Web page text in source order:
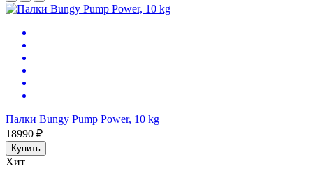
Палки Bungy Pump Power, 10 kg
18990 ₽
Купить
Хит